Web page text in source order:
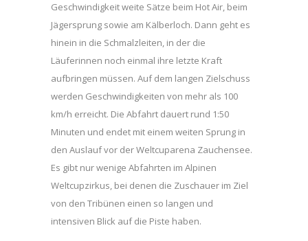
Geschwindigkeit weite Sätze beim Hot Air, beim
Jägersprung sowie am Kälberloch. Dann geht es
hinein in die Schmalzleiten, in der die
Läuferinnen noch einmal ihre letzte Kraft
aufbringen müssen. Auf dem langen Zielschuss
werden Geschwindigkeiten von mehr als 100
km/h erreicht. Die Abfahrt dauert rund 1:50
Minuten und endet mit einem weiten Sprung in
den Auslauf vor der Weltcuparena Zauchensee.
Es gibt nur wenige Abfahrten im Alpinen
Weltcupzirkus, bei denen die Zuschauer im Ziel
von den Tribünen einen so langen und
intensiven Blick auf die Piste haben.